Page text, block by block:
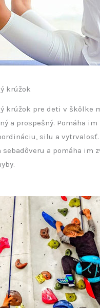
krúžok
krúžok pre deti v škôlke
a prospešný. Pomáha
silu a vytrvalosť.
a pomáha im